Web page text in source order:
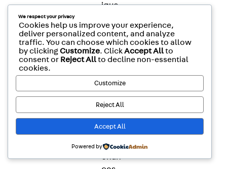
ique
mala
die,
les
nnes
touch
ées
ont
50 %
de
chan
We respect your privacy
Cookies help us improve your experience,
deliver personalized content, and analyze
traffic. You can choose which cookies to allow
by clickingCustomize. ClickAccept Allto
consent or Reject Allto decline non-essential
cookies.
Customize
Reject All
Accept All
Powered by